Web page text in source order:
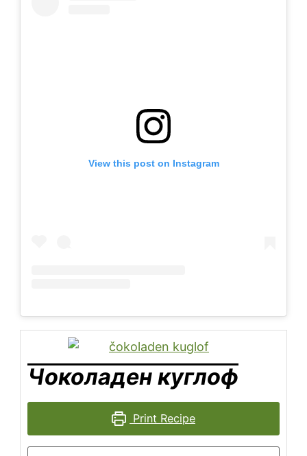
View this post on Instagram
Чоколаден куглоф
Print Recipe